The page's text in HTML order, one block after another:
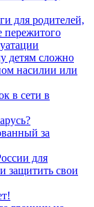
для родителей,
пережитого
детям сложно
насилии или
в сети в
за
для
защитить свои